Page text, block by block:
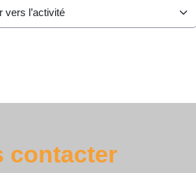
l’activité
contacter